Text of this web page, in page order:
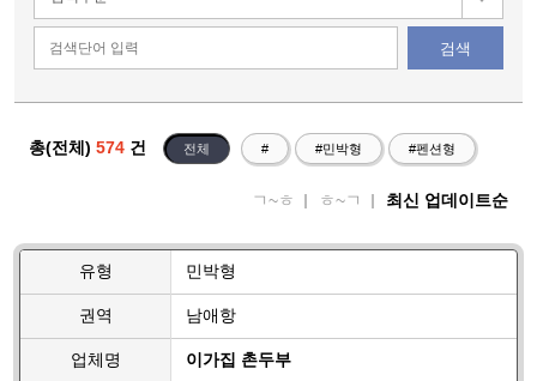
검색
총(전체) 574 건 전체 # #민박형 #펜션형
ㄱ~ㅎ ㅎ~ㄱ 최신 업데이트순
유형 민박형
권역 남애항
업체명 이가집 촌두부